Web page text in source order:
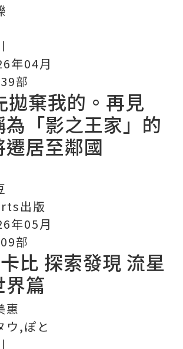
年04月
部
拋棄我的。再見
為「影之王家」的
居至鄰國
出版
年05月
部
比 探索發現 流星
界篇
惠
ウ,ぽと